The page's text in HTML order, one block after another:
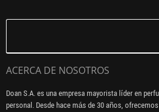
ACERCA DE NOSOTROS
Doan S.A. es una empresa mayorista líder en
personal. Desde hace más de 30 años,